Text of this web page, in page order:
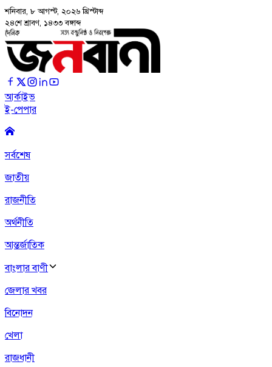
শনিবার, ৮ আগস্ট, ২০২৬ খ্রিস্টাব্দ
২৪শে শ্রাবণ, ১৪৩৩ বঙ্গাব্দ
আর্কাইভ
ই-পেপার
সর্বশেষ
জাতীয়
রাজনীতি
অর্থনীতি
আন্তর্জাতিক
বাংলার বাণী
জেলার খবর
বিনোদন
খেলা
রাজধানী